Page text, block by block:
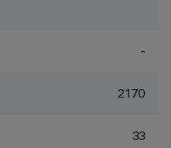
-
2170
33